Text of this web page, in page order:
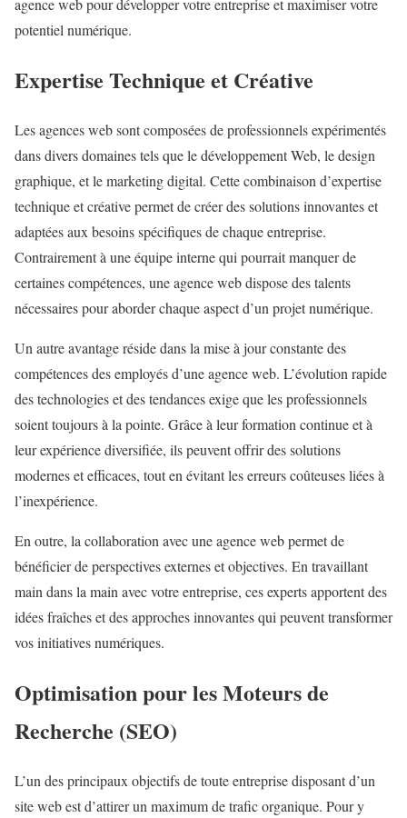
agence web pour développer votre entreprise et maximiser votre
potentiel numérique.
Expertise Technique et Créative
Les agences web sont composées de professionnels expérimentés
dans divers domaines tels que le développement Web, le design
graphique, et le marketing digital. Cette combinaison d’expertise
technique et créative permet de créer des solutions innovantes et
adaptées aux besoins spécifiques de chaque entreprise.
Contrairement à une équipe interne qui pourrait manquer de
certaines compétences, une agence web dispose des talents
nécessaires pour aborder chaque aspect d’un projet numérique.
Un autre avantage réside dans la mise à jour constante des
compétences des employés d’une agence web. L’évolution rapide
des technologies et des tendances exige que les professionnels
soient toujours à la pointe. Grâce à leur formation continue et à
leur expérience diversifiée, ils peuvent offrir des solutions
modernes et efficaces, tout en évitant les erreurs coûteuses liées à
l’inexpérience.
En outre, la collaboration avec une agence web permet de
bénéficier de perspectives externes et objectives. En travaillant
main dans la main avec votre entreprise, ces experts apportent des
idées fraîches et des approches innovantes qui peuvent transformer
vos initiatives numériques.
Optimisation pour les Moteurs de
Recherche (SEO)
L’un des principaux objectifs de toute entreprise disposant d’un
site web est d’attirer un maximum de trafic organique. Pour y